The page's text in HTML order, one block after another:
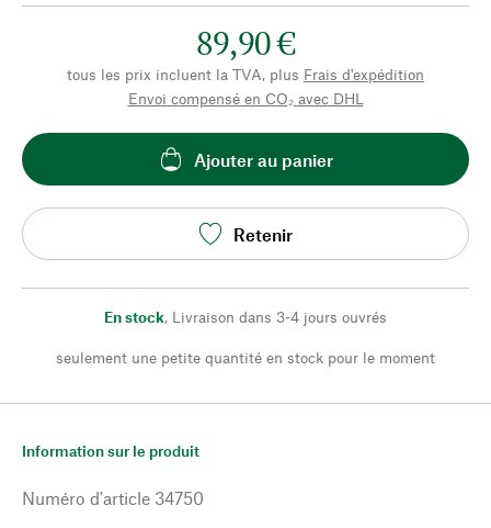
89,90 €
tous les prix incluent la TVA, plus Frais d'expédition
Envoi compensé en CO₂ avec DHL
Ajouter au panier
Retenir
En stock, Livraison dans 3-4 jours ouvrés
seulement une petite quantité en stock pour le moment
Information sur le produit
Numéro d'article 34750